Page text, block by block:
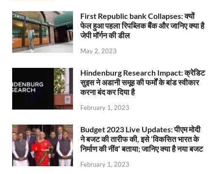
First Republic bank Collapses: क्यों
फेल हुआ पहला रिपब्लिक बैंक और जानिए क्या है
जेपी मॉर्गन की डील
May 2, 2023
Hindenburg Research Impact: क्रेडिट
सुइस ने अडानी समूह की फर्मों के बांड स्वीकार
करना बंद कर दिया है
February 1, 2023
Budget 2023 Live Updates: पीएम मोदी
ने बजट की तारीफ की, इसे ‘विकसित भारत के
निर्माण की नींव’ बताया; जानिए क्या है नया बजट
February 1, 2023